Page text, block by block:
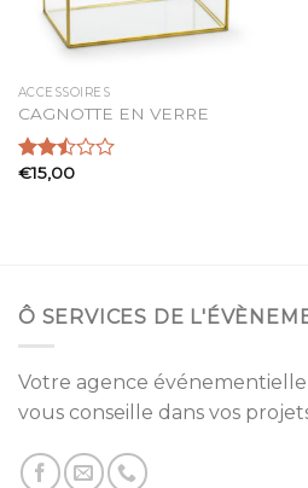
ACCESSOIRES
CAGNOTTE EN VERRE
Note
€15,00
Ô SERVICES DE
Votre agence
vous conseille dans vos